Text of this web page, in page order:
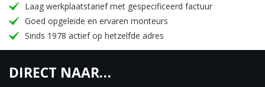
Laag werkplaatstarief met gespecificeerd factuur
Goed opgeleide en ervaren monteurs
Sinds 1978 actief op hetzelfde adres
DIRECT NAAR…